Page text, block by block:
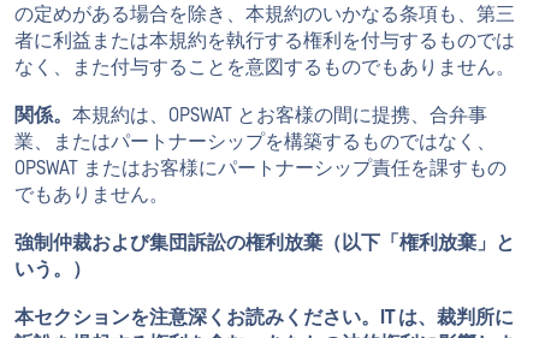
の定めがある場合を除き、本規約のいかなる条項も、第三
者に利益または本規約を執行する権利を付与するものでは
なく、また付与することを意図するものでもありません。
関係。 本規約は、OPSWAT とお客様の間に提携、合弁事
業、またはパートナーシップを構築するものではなく、
OPSWAT またはお客様にパートナーシップ責任を課すもの
でもありません。
強制仲裁および集団訴訟の権利放棄（以下「権利放棄」と
いう。）
本セクションを注意深くお読みください。IT は、裁判所に